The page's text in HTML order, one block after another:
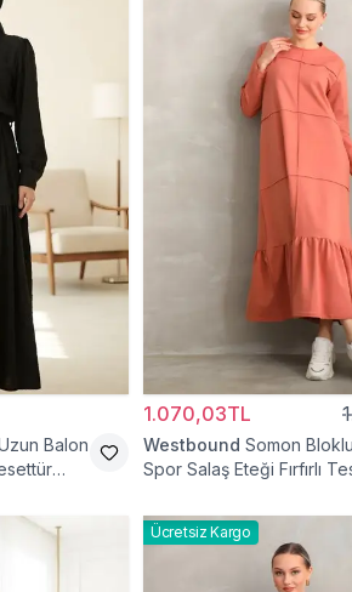
Balon
1.070,03TL
Westbound Somon
Spor Salaş Eteği Fırfırlı
Ücretsiz Kargo